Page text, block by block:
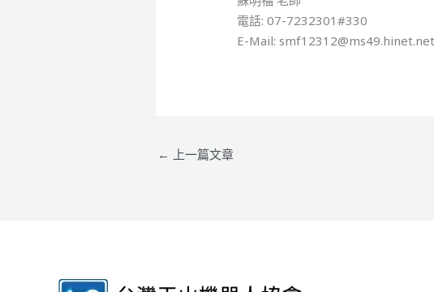
電話: 07-7232301#330
E-Mail: smf12312@ms49.hinet.net
← 上一篇文章